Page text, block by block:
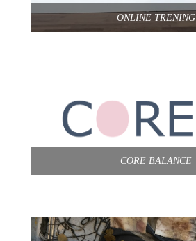
ONLINE TRENING
CORE BALANCE